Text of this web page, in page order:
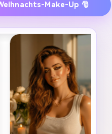
Make-Up 🎅